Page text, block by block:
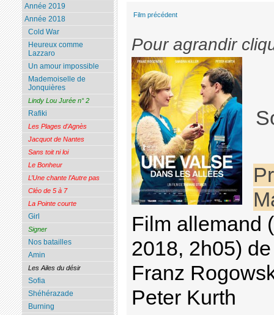
Film précédent
Pour agrandir
Film allemand
2018, 2h05)
Franz
Peter Kurth
Année 2019
Année 2018
Cold War
Heureux comme
Lazzaro
Un amour impossible
Mademoiselle de
Jonquières
Lindy Lou Jurée n° 2
Rafiki
Les Plages d’Agnès
Jacquot de Nantes
Sans toit ni loi
Le Bonheur
L’Une chante l’Autre pas
Cléo de 5 à 7
La Pointe courte
Girl
Signer
Nos batailles
Amin
Les Ailes du désir
Sofia
Shéhérazade
Burning